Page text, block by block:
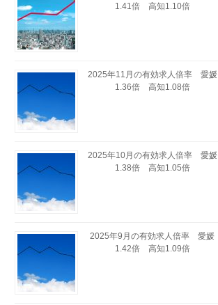
1.41倍 高知1.10倍
2025年11月の有効求人倍率 愛媛
1.36倍 高知1.08倍
2025年10月の有効求人倍率 愛媛
1.38倍 高知1.05倍
2025年9月の有効求人倍率 愛媛
1.42倍 高知1.09倍